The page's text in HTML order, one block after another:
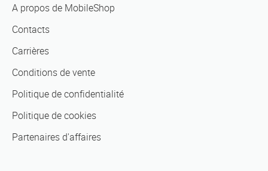
A propos de MobileShop
Contacts
Carrières
Conditions de vente
Politique de confidentialité
Politique de cookies
Partenaires d'affaires